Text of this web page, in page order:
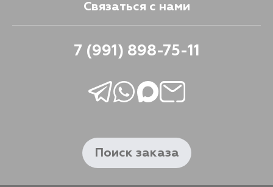
Связаться с нами
7 (991) 898-75-11
Поиск заказа